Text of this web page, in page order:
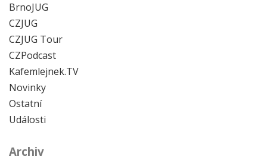
BrnoJUG
CZJUG
CZJUG Tour
CZPodcast
Kafemlejnek.TV
Novinky
Ostatní
Události
Archiv